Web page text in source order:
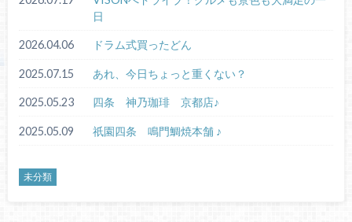
日
2026.04.06 ドラム式買ったどん
2025.07.15 あれ、今日ちょっと重くない？
2025.05.23 四条 神乃珈琲 京都店♪
2025.05.09 祇園四条 鳴門鯛焼本舗 ♪
未分類